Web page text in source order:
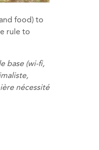
food) to
rule to
base (wi-fi,
nécessité